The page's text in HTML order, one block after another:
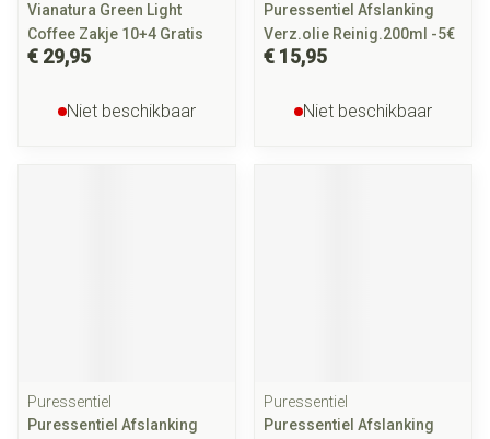
Vianatura Green Light
Coffee Zakje 10+4 Gratis
€ 29,95
Niet beschikbaar
Puressentiel Afslanking
Verz.olie Reinig.200ml -5€
€ 15,95
Niet beschikbaar
Puressentiel
Puressentiel Afslanking
Puressentiel
Puressentiel Afslanking